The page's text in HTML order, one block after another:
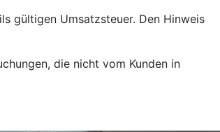
gültigen Umsatzsteuer. Den Hinweis
die nicht vom Kunden in